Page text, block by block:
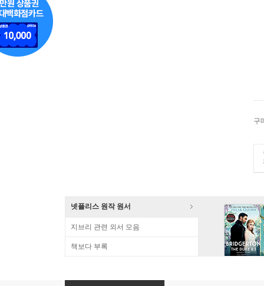
구
넷플리스 원작 원서
지브리 관련 외서 모음
책보다 부록